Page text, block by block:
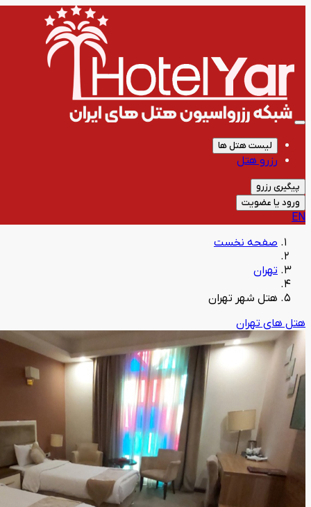
لیست هتل ها
رزرو هتل
پیگیری رزرو
ورود یا عضویت
EN
صفحه نخست
تهران
هتل شهر تهران
هتل های تهران